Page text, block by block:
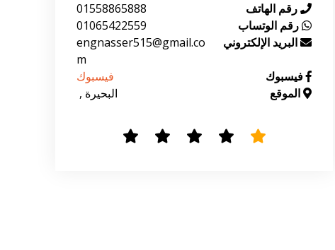
رقم الهاتف
01558865888
رقم الوتساب
01065422559
البريد الإلكتروني
engnasser515@gmail.co
m
فيسبوك
فيسبوك
الموقع